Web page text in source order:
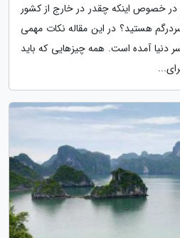
در خصوص اینکه چقدر در خارج از کشور
هستید؟ در این مقاله نکات مهمی
دنیا آمده است. همه چیزهایی که باید